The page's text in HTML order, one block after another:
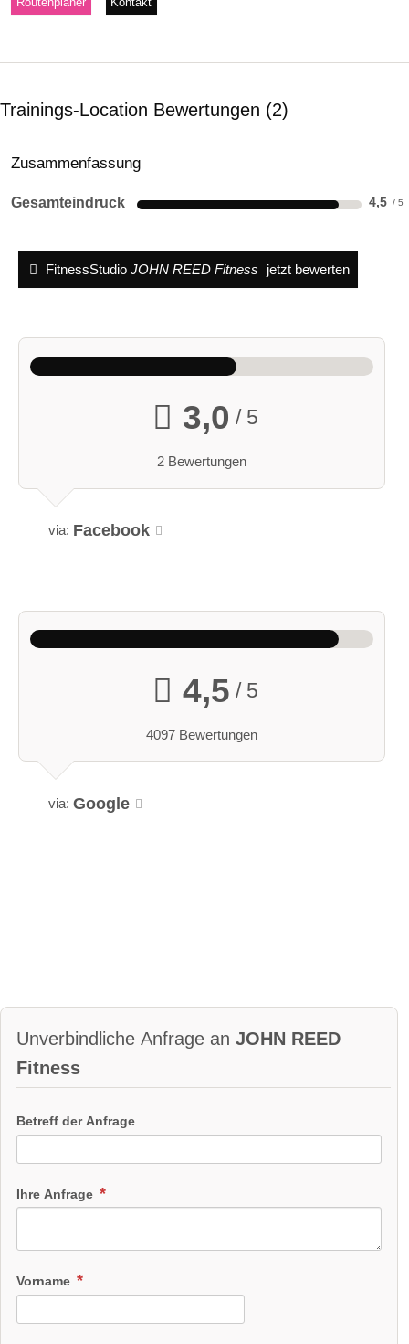
Trainings-Location Bewertungen 2
Zusammenfassung
Gesamteindruck 4,5
FitnessStudio JOHN REED Fitness jetzt bewerten
3,0 / 5
2 Bewertungen
via: Facebook
4,5 / 5
4097 Bewertungen
via: Google
Unverbindliche Anfrage an JOHN REED
Fitness
Betreff der Anfrage
Ihre Anfrage
Vorname